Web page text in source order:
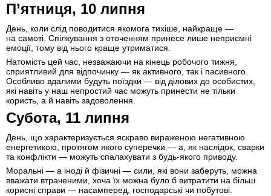
П’ятниця, 10 липня
День, коли слід поводитися якомога тихіше, найкраще —
на самоті. Спілкування з оточенням принесе лише неприємні
емоції, тому від нього краще утриматися.
Натомість цей час, незважаючи на кінець робочого тижня,
сприятливий для відпочинку — як активного, так і пасивного.
Особливо вдалими будуть поїздки — від ділових до особистих,
які навіть у наш непростий час можуть принести не тільки
користь, а й навіть задоволення.
Субота, 11 липня
День, що характеризується яскраво вираженою негативною
енергетикою, протягом якого суперечки — а, як наслідок, сварки
та конфлікти — можуть спалахувати з будь-якого приводу.
Моральні — а іноді й фізичні — сили, які вони заберуть, можна
вважати втраченими, хоча їх можна було б витратити на більш
корисні справи — насамперед, господарські чи побутові.